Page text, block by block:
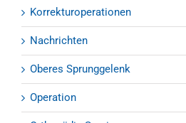
Korrekturoperationen
Nachrichten
Oberes Sprunggelenk
Operation